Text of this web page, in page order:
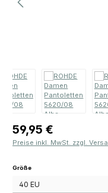
Regulärer Preis:
59,95 €
Preise inkl. MwSt. zzgl.
Größeauswählen